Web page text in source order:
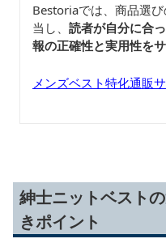
Bestoriaでは、商品選
当し、 読者が自分に合
報の正確性と実用性を
メンズベスト特化通販
紳士ニットベスト
きポイント